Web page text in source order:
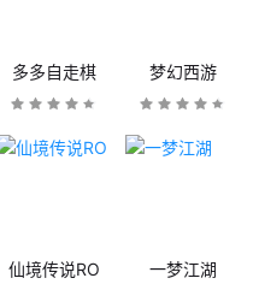
多多自走棋 梦幻西游
仙境传说RO 一梦江湖